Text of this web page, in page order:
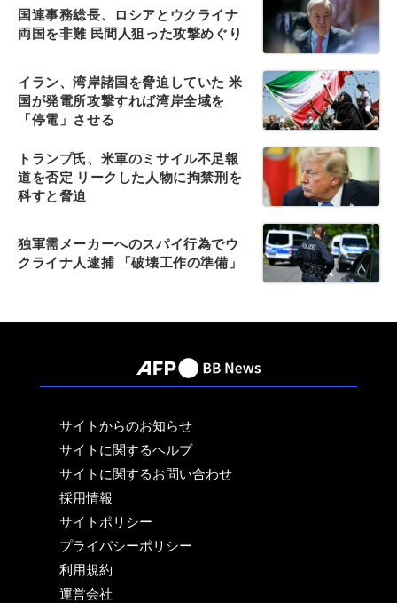
国連事務総長、ロシアとウクライナ
両国を非難 民間人狙った攻撃めぐり
イラン、湾岸諸国を脅迫していた 米
国が発電所攻撃すれば湾岸全域を
「停電」させる
トランプ氏、米軍のミサイル不足報
道を否定 リークした人物に拘禁刑を
科すと脅迫
独軍需メーカーへのスパイ行為でウ
クライナ人逮捕 「破壊工作の準備」
サイトからのお知らせ
サイトに関するヘルプ
サイトに関するお問い合わせ
採用情報
サイトポリシー
プライバシーポリシー
利用規約
運営会社